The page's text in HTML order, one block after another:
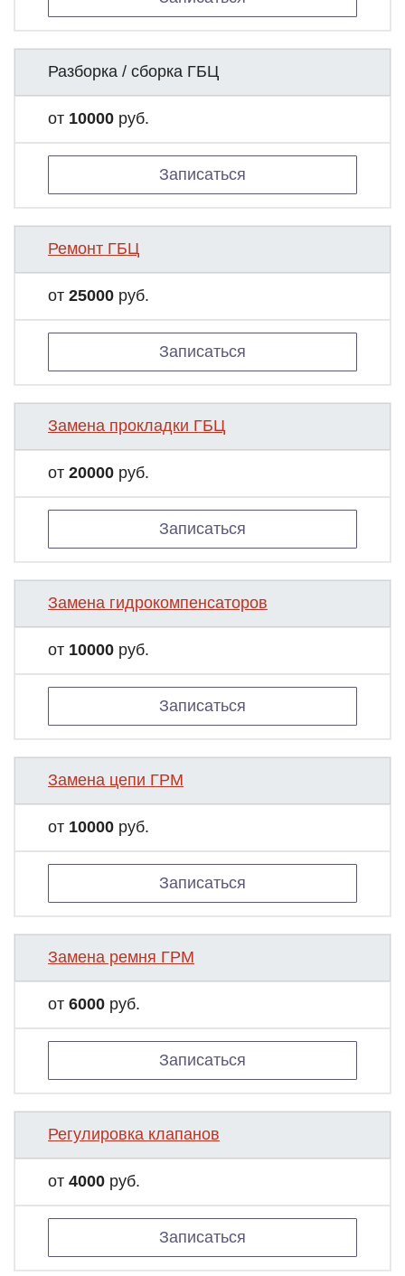
Разборка / сборка ГБЦ
от 10000 руб.
Записаться
Ремонт ГБЦ
от 25000 руб.
Записаться
Замена прокладки ГБЦ
от 20000 руб.
Записаться
Замена гидрокомпенсаторов
от 10000 руб.
Записаться
Замена цепи ГРМ
от 10000 руб.
Записаться
Замена ремня ГРМ
от 6000 руб.
Записаться
Регулировка клапанов
от 4000 руб.
Записаться